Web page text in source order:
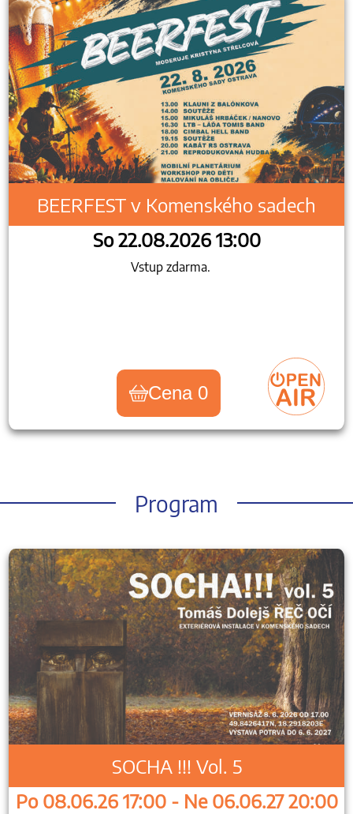
BEERFEST v Komenského sadech
So 22.08.2026 13:00
Vstup zdarma.
Cena 0
Program
SOCHA !!! Vol. 5
Po 08.06.26 17:00 - Ne 06.06.27 20:00